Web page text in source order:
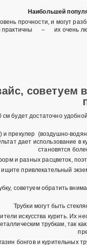
Наибольшей
прочности, и могут
практичны – их очень
советуем
см будет достаточно
и прекулер (воздушно-
дает использование
становятся
и разных расцветок,
ищите привлекательный
советуем обратить
Трубки могут быть
искусства курить. Их
трубкам, так
бонгов и курительных